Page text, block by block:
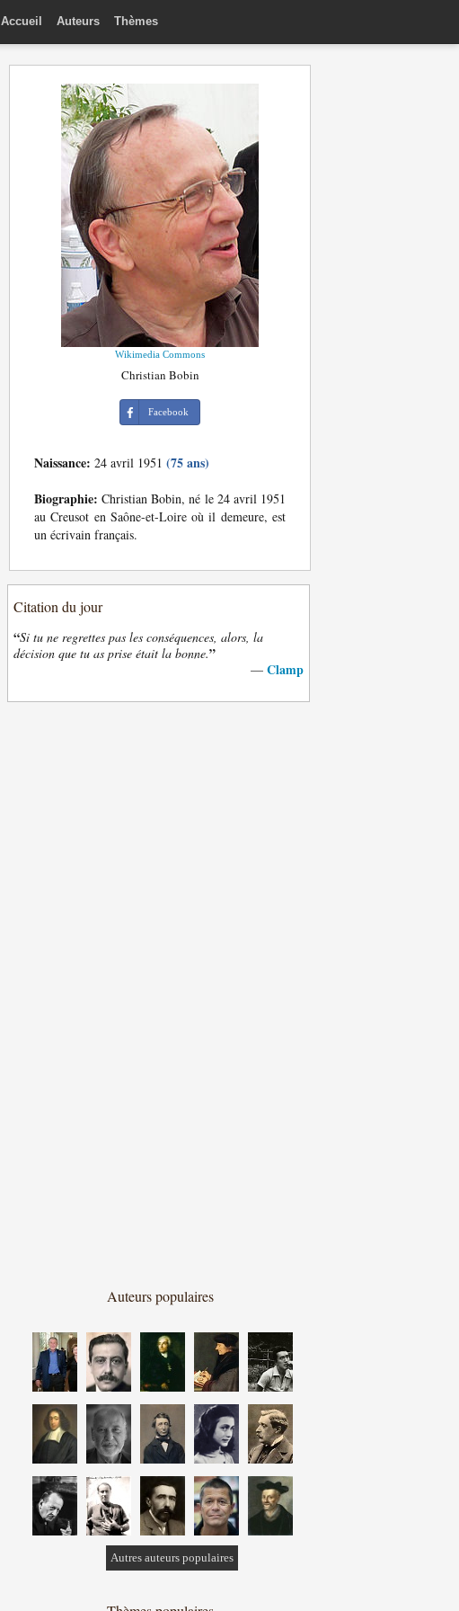
Accueil Auteurs Thèmes
Wikimedia Commons
Christian Bobin
Facebook
Naissance: 24 avril 1951 (75 ans)
Biographie: Christian Bobin, né le 24 avril 1951
au Creusot en Saône-et-Loire où il demeure, est
un écrivain français.
Citation du jour
“Si tu ne regrettes pas les conséquences, alors, la
décision que tu as prise était la bonne.”
— Clamp
Auteurs populaires
Autres auteurs populaires